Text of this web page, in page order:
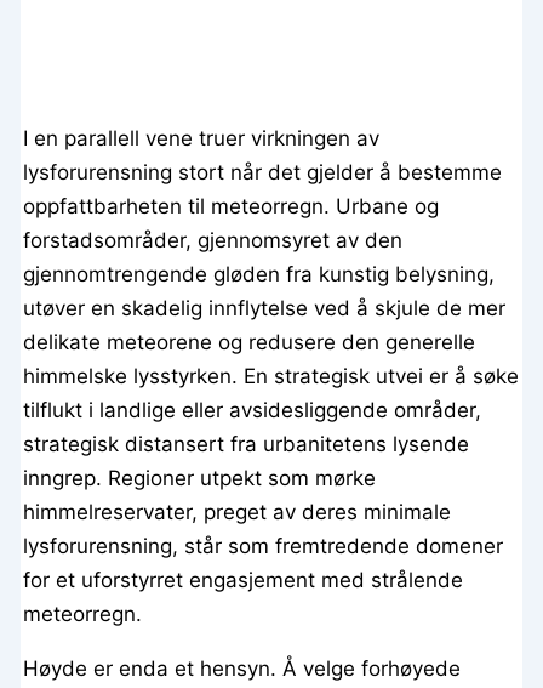
I en parallell vene truer virkningen av
lysforurensning stort når det gjelder å bestemme
oppfattbarheten til meteorregn. Urbane og
forstadsområder, gjennomsyret av den
gjennomtrengende gløden fra kunstig belysning,
utøver en skadelig innflytelse ved å skjule de mer
delikate meteorene og redusere den generelle
himmelske lysstyrken. En strategisk utvei er å søke
tilflukt i landlige eller avsidesliggende områder,
strategisk distansert fra urbanitetens lysende
inngrep. Regioner utpekt som mørke
himmelreservater, preget av deres minimale
lysforurensning, står som fremtredende domener
for et uforstyrret engasjement med strålende
meteorregn.
Høyde er enda et hensyn. Å velge forhøyede